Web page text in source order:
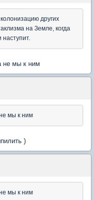
других
на Земле, когда
наступит.
не мы к ним
мы к ним
)
мы к ним